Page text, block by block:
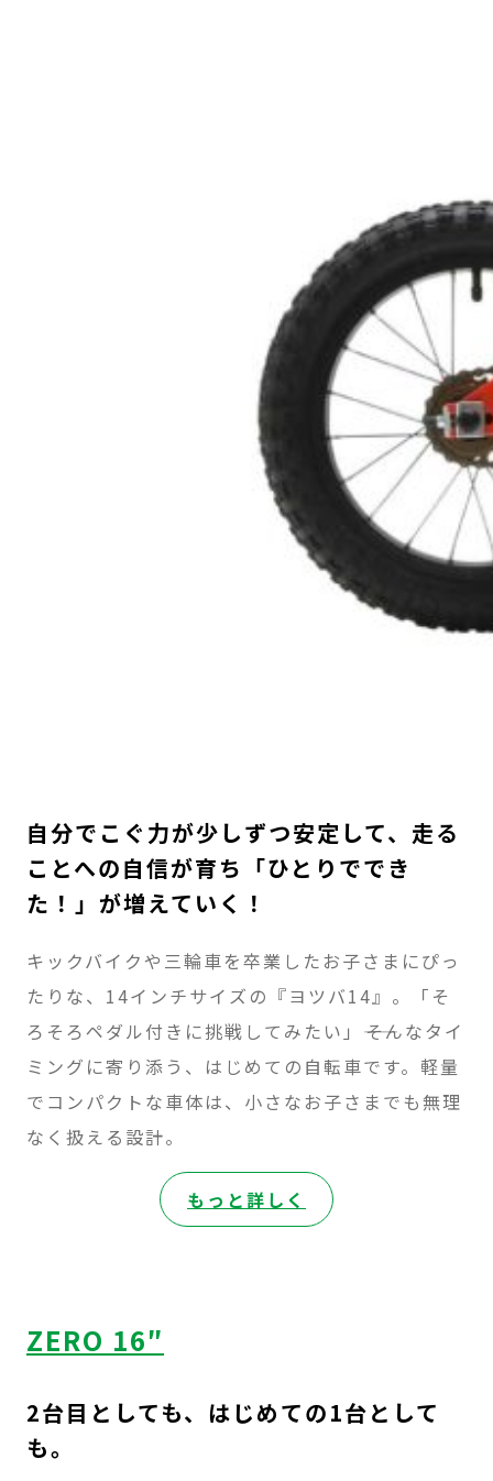
自分でこぐ力が少しずつ安定して、走る
ことへの自信が育ち「ひとりででき
た！」が増えていく！
キックバイクや三輪車を卒業したお子さまにぴっ
たりな、14インチサイズの『ヨツバ14』。「そ
ろそろペダル付きに挑戦してみたい」――そんなタイ
ミングに寄り添う、はじめての自転車です。軽量
でコンパクトな車体は、小さなお子さまでも無理
なく扱える設計。
もっと詳しく
ZERO
ZERO 16″
2台目としても、はじめての1台として
も。